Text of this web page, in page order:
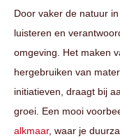
Door vaker de natuur
luisteren en
omgeving. Het maken
hergebruiken van
initiatieven, draagt bij
groei. Een mooi
alkmaar, waar je